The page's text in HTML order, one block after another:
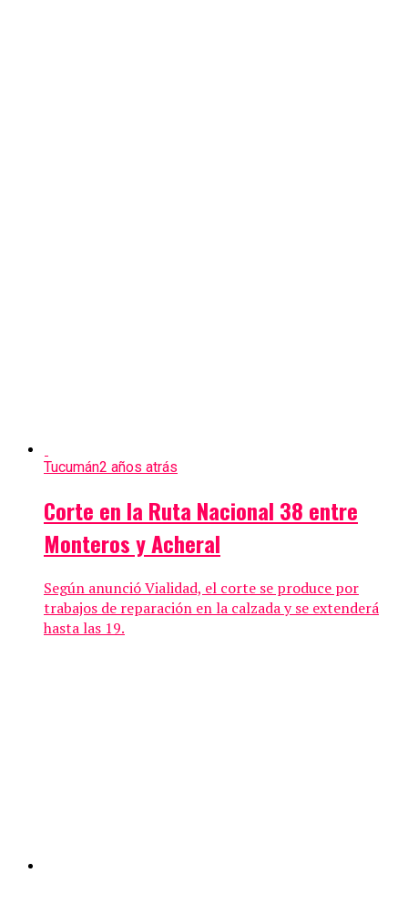
Tucumán2 años atrás
Corte en la Ruta Nacional 38 entre
Monteros y Acheral
Según anunció Vialidad, el corte se produce por
trabajos de reparación en la calzada y se extenderá
hasta las 19.